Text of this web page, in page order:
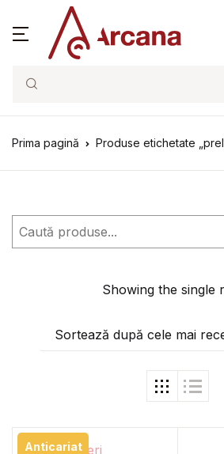
Search
Prima pagină Produse etichetate
Caută
Showing the single
Sortează după cele mai
Anticariat